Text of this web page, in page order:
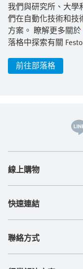
我們與研究所、大學
們在自動化技術和技
方案。 瞭解更多關於
落格中探索有關
前往部落格
線上購物
快速連結
聯絡方式